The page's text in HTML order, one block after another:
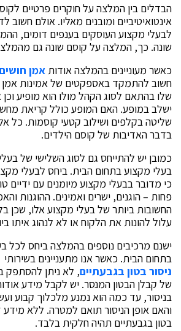
הבדלים בין המלצה על חוקרים פרטיים
אינטואיטיביים ומובנים מאליו. אולם חשוב
לבעלי מקצוע העוסקים בענפים דומים,
שונה. כך, המלצה על קוסם שונה גם
כאשר מעוניינים בהמלצה אודות אמן
חשוב להתמקד באספקטים של אמינות אמן
שלו בהתאם לסוג הקהל מולו הוא מופיע וכן
ישלב במופע. האם המופע כולל קריאת
שליטה בקלפים ושילוב קטעי קוסמות. כל
בדבר האדיבות של קוסם הילדים.
כמובן יש להתייחס גם לסוג השלישי של
בעלי מקצוע בתחום הבית. ביחס לבעלי
כי מדובר בבעלי מקצוע מיומנים עם ידיים
פחות – הוגנים, ישרים ואמינים. ההוגנות
החשובות ביותר של בעלי מקצוע אלו, שכן
עלול להונות את הלקוח או לא לנהוג איתו
ישנם מרכיבים נוספים בהמלצה ביחס לכל
בתחום הבית. כאשר אנו מתעניינים בשירותי
ניסור בטון בגבעתיים, לא ניתן להסתפק
של קבלן הבטון המנסר. יש לקבל מידע
בניסור, עד כמה הוא נמנע מלכלוך קבוע
והאם אופן הניסור תואם למטרה. ללא
בטון בגבעתיים תהיה חלקית בלבד.